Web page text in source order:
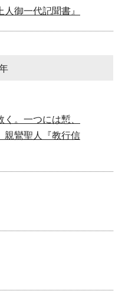
人御一代記聞書』
。一つには慙、
親鸞聖人『教行信